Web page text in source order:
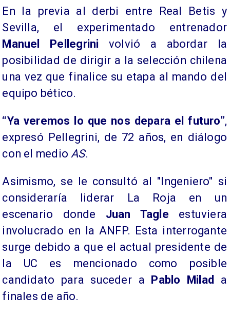
En la previa al derbi entre Real Betis y
Sevilla, el experimentado entrenador
Manuel Pellegrini volvió a abordar la
posibilidad de dirigir a la selección chilena
una vez que finalice su etapa al mando del
equipo bético.
“Ya veremos lo que nos depara el futuro”,
expresó Pellegrini, de 72 años, en diálogo
con el medioAS.
Asimismo, se le consultó al "Ingeniero" si
consideraría liderar La Roja en un
escenario donde Juan Tagle estuviera
involucrado en la ANFP. Esta interrogante
surge debido a que el actual presidente de
la UC es mencionado como posible
candidato para suceder a
Pablo Milad
a
finales de año.